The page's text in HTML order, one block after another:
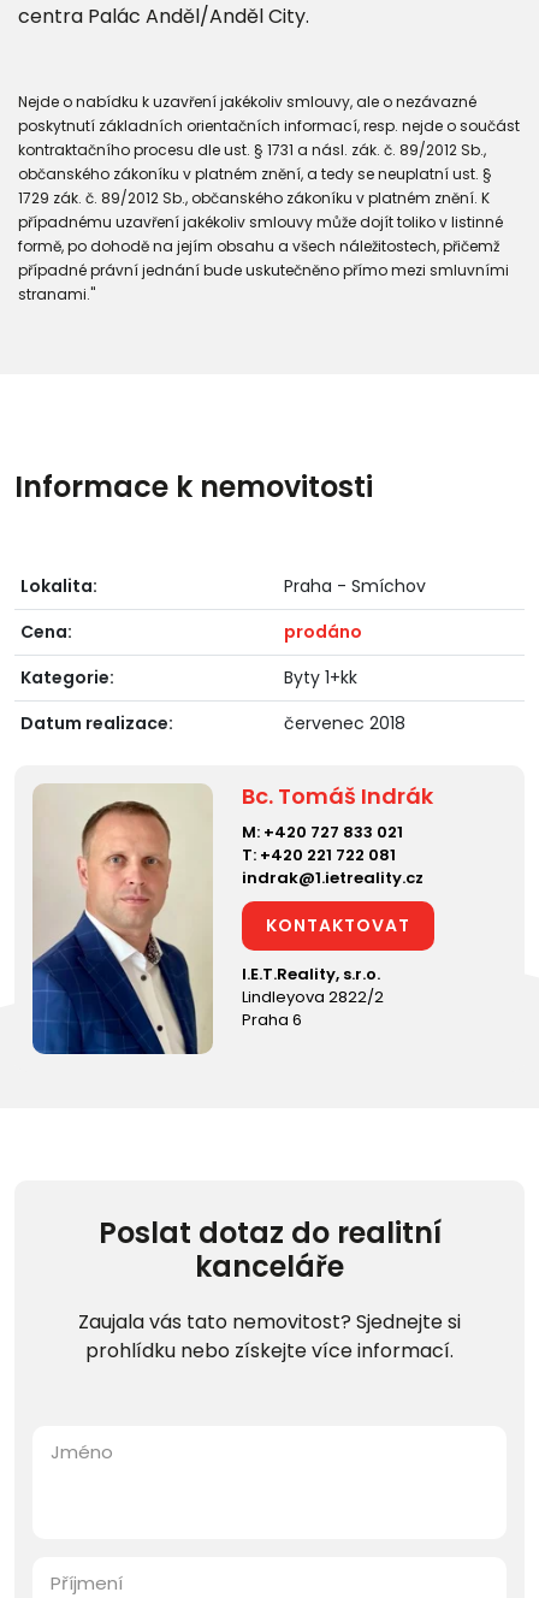
centra Palác Anděl/Anděl City.
Nejde o nabídku k uzavření jakékoliv smlouvy, ale o nezávazné
poskytnutí základních orientačních informací, resp. nejde o součást
kontraktačního procesu dle ust. § 1731 a násl. zák. č. 89/2012 Sb.,
občanského zákoníku v platném znění, a tedy se neuplatní ust. §
1729 zák. č. 89/2012 Sb., občanského zákoníku v platném znění. K
případnému uzavření jakékoliv smlouvy může dojít toliko v listinné
formě, po dohodě na jejím obsahu a všech náležitostech, přičemž
případné právní jednání bude uskutečněno přímo mezi smluvními
stranami."
Informace k nemovitosti
Lokalita:
Praha - Smíchov
Cena:
prodáno
Kategorie:
Byty 1+kk
Datum realizace:
červenec 2018
Bc. Tomáš Indrák
M: +420 727 833 021
T: +420 221 722 081
indrak@1.ietreality.cz
KONTAKTOVAT
I.E.T.Reality, s.r.o.
Lindleyova 2822/2
Praha 6
Poslat dotaz do realitní
kanceláře
Zaujala vás tato nemovitost? Sjednejte si
prohlídku nebo získejte více informací.
Jméno
Příjmení